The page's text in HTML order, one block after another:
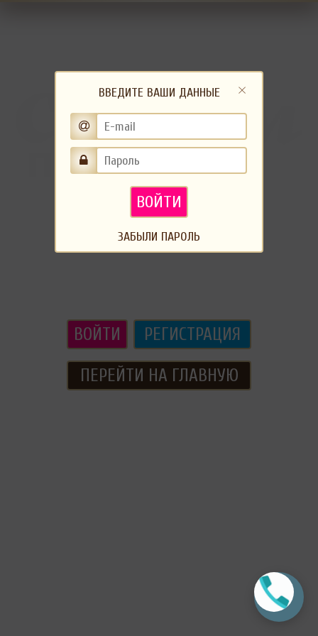
ВОЙТИ
РЕГИСТРАЦИЯ
ПЕРЕЙТИ НА ГЛАВНУЮ
ВВЕДИТЕ ВАШИ ДАННЫЕ
ВОЙТИ
ЗАБЫЛИ ПАРОЛЬ